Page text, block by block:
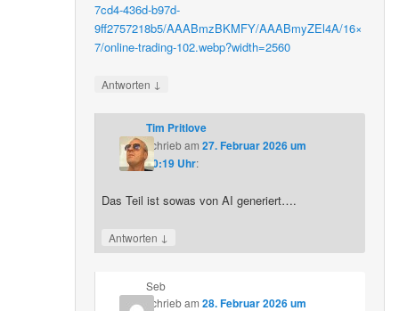
7cd4-436d-b97d-
9ff2757218b5/AAABmzBKMFY/AAABmyZEl4A/16×
7/online-trading-102.webp?width=2560
Antworten ↓
Tim Pritlove
schriebam 27. Februar 2026 um
20:19 Uhr:
Das Teil ist sowas von AI generiert….
Antworten ↓
Seb
schriebam 28. Februar 2026 um